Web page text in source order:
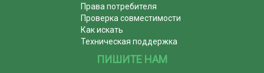
Права потребителя
Проверка совместимости
Как искать
Техническая поддержка
ПИШИТЕ НАМ